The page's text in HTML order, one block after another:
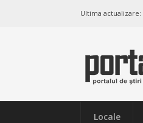
Ultima actualizare:
Locale